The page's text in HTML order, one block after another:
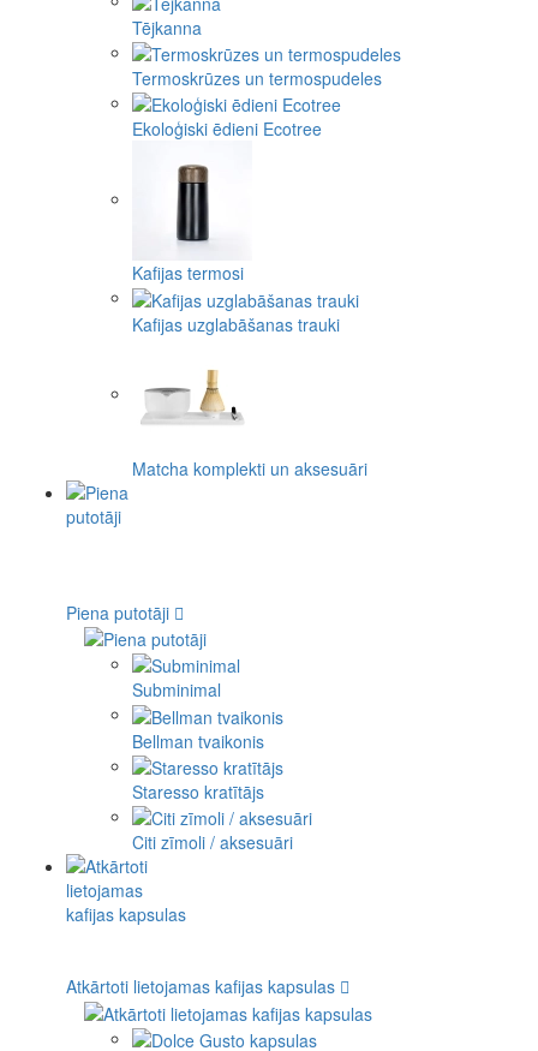
Tējkanna
Termoskrūzes un termospudeles
Ekoloģiski ēdieni Ecotree
Kafijas termosi
Kafijas uzglabāšanas trauki
Matcha komplekti un aksesuāri
Piena putotāji
Subminimal
Bellman tvaikonis
Staresso kratītājs
Citi zīmoli / aksesuāri
Atkārtoti lietojamas kafijas kapsulas